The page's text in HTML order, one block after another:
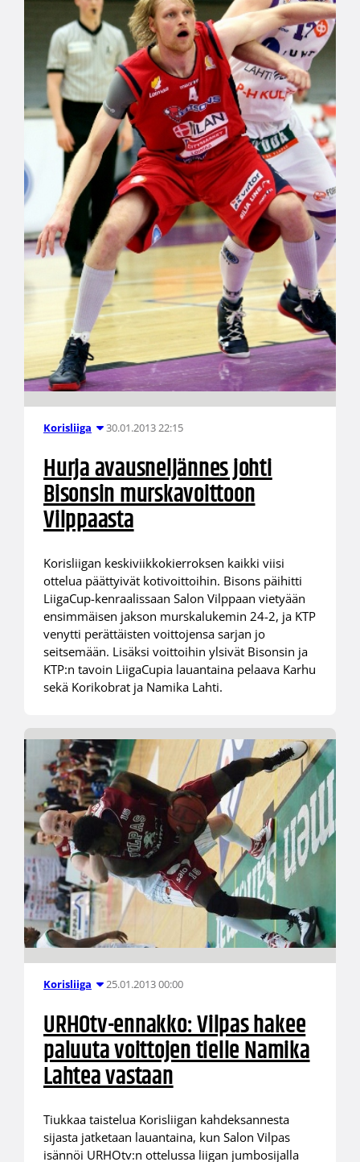
Korisliiga 30.01.2013 22:15
Hurja avausneljännes johti
Bisonsin murskavoittoon
Vilppaasta
Korisliigan keskiviikkokierroksen kaikki viisi
ottelua päättyivät kotivoittoihin. Bisons päihitti
LiigaCup-kenraalissaan Salon Vilppaan vietyään
ensimmäisen jakson murskalukemin 24-2, ja KTP
venytti perättäisten voittojensa sarjan jo
seitsemään. Lisäksi voittoihin ylsivät Bisonsin ja
KTP:n tavoin LiigaCupia lauantaina pelaava Karhu
sekä Korikobrat ja Namika Lahti.
Korisliiga 25.01.2013 00:00
URHOtv-ennakko: Vilpas hakee
paluuta voittojen tielle Namika
Lahtea vastaan
Tiukkaa taistelua Korisliigan kahdeksannesta
sijasta jatketaan lauantaina, kun Salon Vilpas
isännöi URHOtv:n ottelussa liigan jumbosijalla